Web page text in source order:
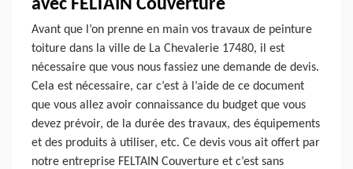
avec FELTAIN Couverture
Avant que l’on prenne en main vos travaux de peinture
toiture dans la ville de La Chevalerie 17480, il est
nécessaire que vous nous fassiez une demande de devis.
Cela est nécessaire, car c’est à l’aide de ce document
que vous allez avoir connaissance du budget que vous
devez prévoir, de la durée des travaux, des équipements
et des produits à utiliser, etc. Ce devis vous ait offert par
notre entreprise FELTAIN Couverture et c’est sans